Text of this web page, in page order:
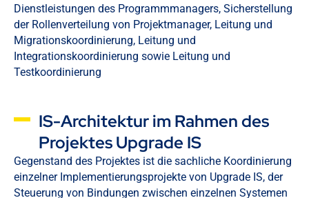
Dienstleistungen des Programmmanagers, Sicherstellung
der Rollenverteilung von Projektmanager, Leitung und
Migrationskoordinierung, Leitung und
Integrationskoordinierung sowie Leitung und
Testkoordinierung
IS-Architektur im Rahmen des
Projektes Upgrade IS
Gegenstand des Projektes ist die sachliche Koordinierung
einzelner Implementierungsprojekte von Upgrade IS, der
Steuerung von Bindungen zwischen einzelnen Systemen